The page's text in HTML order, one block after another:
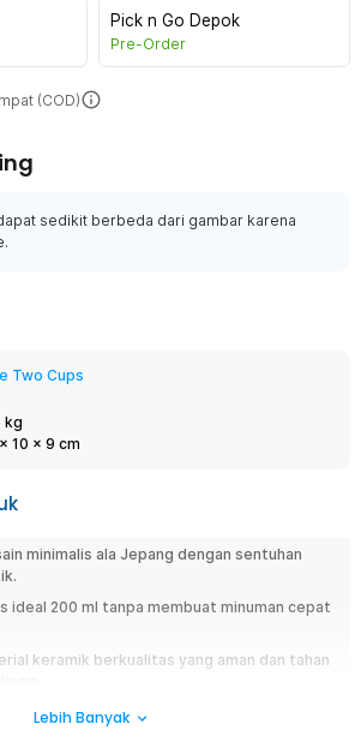
Pick n Go Depok
Pre-Order
(COD)
sedikit berbeda dari gambar karena
Two Cups
kg
x 10 x 9 cm
minimalis ala Jepang dengan sentuhan
ideal 200 ml tanpa membuat minuman cepat
keramik berkualitas yang aman dan tahan
berkat teksturnya yang halus.
Lebih Banyak